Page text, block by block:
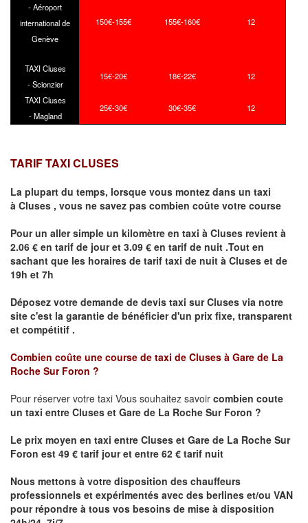
- Aéroport
international de
Genève
150€-155€ 155€-160€ 12
TAXI Cluses
- Scionzier
15€-20€ 18€-22€ 12
TAXI Cluses
- Magland
25€-30€ 30€-35€ 12
TARIF TAXI CLUSES
La plupart du temps, lorsque vous montez dans un taxi
à Cluses , vous ne savez pas combien coûte votre course
Pour un aller simple un kilomètre en taxi à Cluses revient à
2.06 € en tarif de jour et 3.09 € en tarif de nuit .Tout en
sachant que les horaires de tarif taxi de nuit à Cluses et de
19h et 7h
Déposez votre demande de devis taxi surCluses via notre
site c'est la garantie de bénéficier d'un prix fixe, transparent
et compétitif .
Combien coûte une course de taxi de Cluses à Gare de La
Roche Sur Foron ?
Pour réserver votre taxi Vous souhaitez savoir combien coute
un taxi entre Cluses et Gare de La Roche Sur Foron ?
Le prix moyen en taxi entre Cluses et Gare de La Roche Sur
Foron est 49 € tarif jour et entre 62 € tarif nuit
Nous mettons à votre disposition des chauffeurs
professionnels et expérimentés avec des berlines et/ou VAN
pour répondre à tous vos besoins de mise à disposition